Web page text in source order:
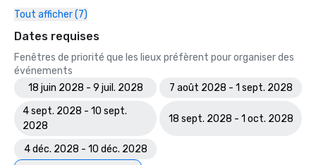
Tout afficher (7)
Dates requises
Fenêtres de priorité que les lieux préfèrent pour organiser des
événements
18 juin 2028 - 9 juil. 2028
7 août 2028 - 1 sept. 2028
4 sept. 2028 - 10 sept.
2028
18 sept. 2028 - 1 oct. 2028
4 déc. 2028 - 10 déc. 2028